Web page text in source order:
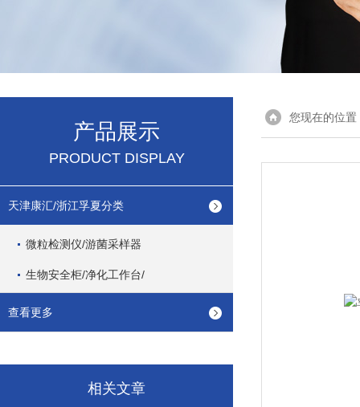
产品展示
PRODUCT DISPLAY
天津康汇/浙江孚夏分类
微粒检测仪/游菌采样器
生物安全柜/净化工作台/
查看更多
相关文章
您现在的位置